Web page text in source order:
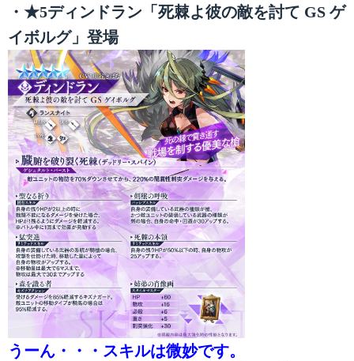
・★5ディンドラン「死棘よ彼の敵を討て GS ゲ
イボルグ」登場
うーん・・・スキルは微妙です。